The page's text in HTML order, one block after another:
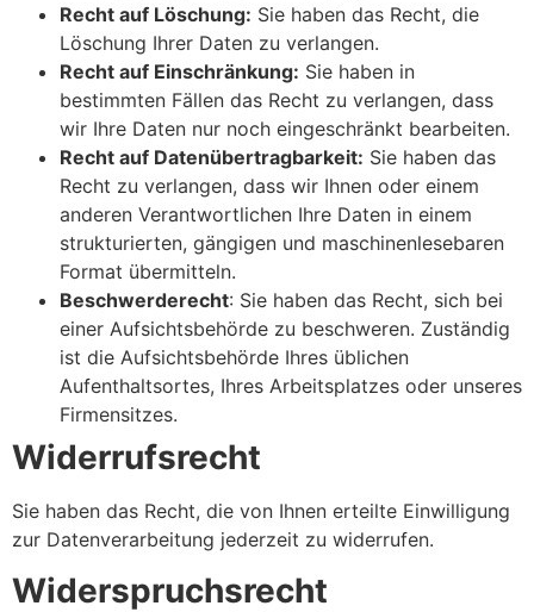
Recht auf Löschung: Sie haben das Recht, die
Löschung Ihrer Daten zu verlangen.
Recht auf Einschränkung: Sie haben in
bestimmten Fällen das Recht zu verlangen, dass
wir Ihre Daten nur noch eingeschränkt bearbeiten.
Recht auf Datenübertragbarkeit: Sie haben das
Recht zu verlangen, dass wir Ihnen oder einem
anderen Verantwortlichen Ihre Daten in einem
strukturierten, gängigen und maschinenlesebaren
Format übermitteln.
Beschwerderecht: Sie haben das Recht, sich bei
einer Aufsichtsbehörde zu beschweren. Zuständig
ist die Aufsichtsbehörde Ihres üblichen
Aufenthaltsortes, Ihres Arbeitsplatzes oder unseres
Firmensitzes.
Widerrufsrecht
Sie haben das Recht, die von Ihnen erteilte Einwilligung
zur Datenverarbeitung jederzeit zu widerrufen.
Widerspruchsrecht